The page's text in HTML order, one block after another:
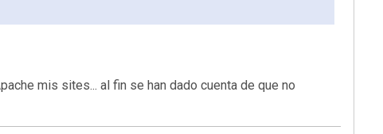
mis sites... al fin se han dado cuenta de que no